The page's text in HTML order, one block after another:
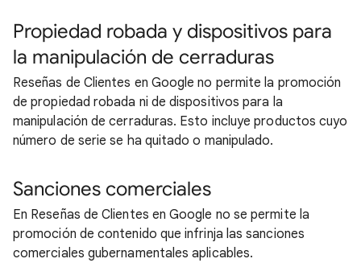
Propiedad robada y dispositivos para
la manipulación de cerraduras
Reseñas de Clientes en Google no permite la promoción
de propiedad robada ni de dispositivos para la
manipulación de cerraduras. Esto incluye productos cuyo
número de serie se ha quitado o manipulado.
Sanciones comerciales
En Reseñas de Clientes en Google no se permite la
promoción de contenido que infrinja las sanciones
comerciales gubernamentales aplicables.